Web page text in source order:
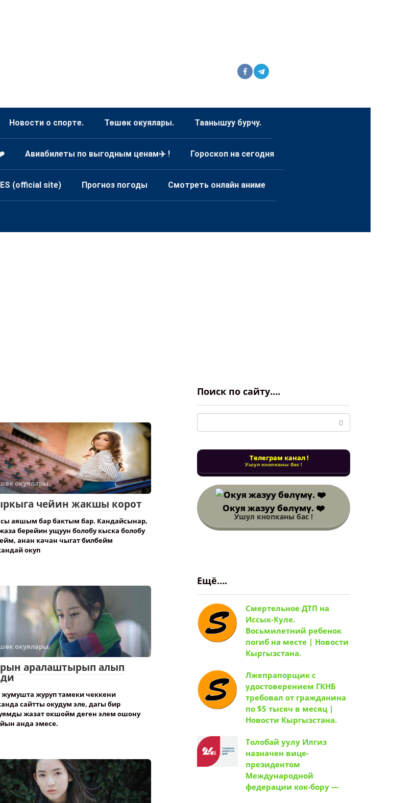
Новости о спорте. Төшөк окуялары. Таанышуу бурчу.
Авиабилеты по выгодным ценам✈️ ! Гороскоп на сегодня
(official site) Прогноз погоды Смотреть онлайн аниме
окуялары.
чейин жакшы корот
аяшым бар бактым бар. Кандайсынар,
берейин ущуун болобу кыска болобу
анан качан чыгат билбейм
окуп
окуялары.
аралаштырып алып
жумушта журуп тамеки чеккени
сайтты окудум эле, дагы бир
жазат окшойм деген элем ошону
анда эмесе.
Поиск по сайту….
Телеграм канал !
Ушул кнопканы бас !
Окуя жазуу бөлүмү. ❤️
Ушул кнопканы бас !
Ещё….
Смертельное ДТП на
Иссык-Куле.
Восьмилетний ребенок
погиб на месте | Новости
Кыргызстана.
Лжепрапорщик с
удостоверением ГКНБ
требовал от гражданина
по $5 тысяч в месяц |
Новости Кыргызстана.
Толобай уулу Илгиз
назначен вице-
президентом
Международной
федерации кок-бору —